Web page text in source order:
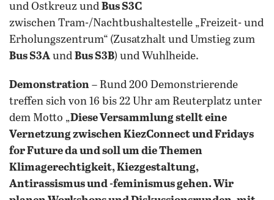
und Ostkreuz und Bus S3C
zwischen Tram-/Nachtbushaltestelle „Freizeit- und
Erholungszentrum“ (Zusatzhalt und Umstieg zum
Bus S3A und Bus S3B) und Wuhlheide.
Demonstration – Rund 200 Demonstrierende
treffen sich von 16 bis 22 Uhr am Reuterplatz unter
dem Motto „Diese Versammlung stellt eine
Vernetzung zwischen KiezConnect und Fridays
for Future da und soll um die Themen
Klimagerechtigkeit, Kiezgestaltung,
Antirassismus und -feminismus gehen. Wir